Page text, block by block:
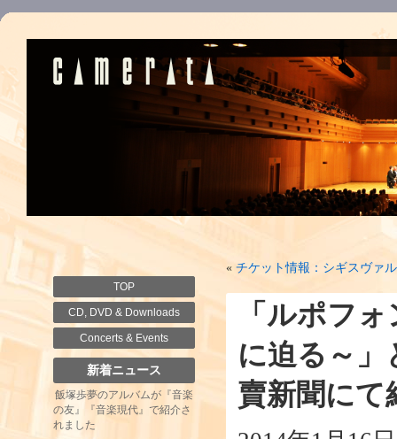
TOP
CD, DVD & Downloads
Concerts & Events
新着ニュース
飯塚歩夢のアルバムが『音楽
の友』『音楽現代』で紹介さ
れました
« チケット情報：シギスヴァ
「ルポフ
に迫る～
賣新聞にて